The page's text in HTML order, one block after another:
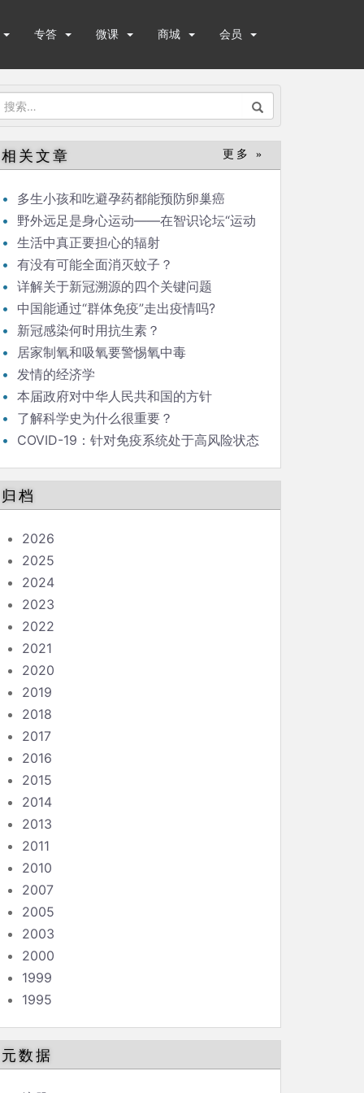
专答 微课 商城 会员
搜
：
相关文章 更多 »
多生小孩和吃避孕药都能预防卵巢癌
野外远足是身心运动——在智识论坛“运动
与健康”的发言
生活中真正要担心的辐射
有没有可能全面消灭蚊子？
详解关于新冠溯源的四个关键问题
中国能通过“群体免疫”走出疫情吗?
新冠感染何时用抗生素？
居家制氧和吸氧要警惕氧中毒
发情的经济学
本届政府对中华人民共和国的方针
了解科学史为什么很重要？
COVID-19：针对免疫系统处于高风险状态
归档
2026
2025
2024
2023
2022
2021
2020
2019
2018
2017
2016
2015
2014
2013
2011
2010
2007
2005
2003
2000
1999
1995
元数据